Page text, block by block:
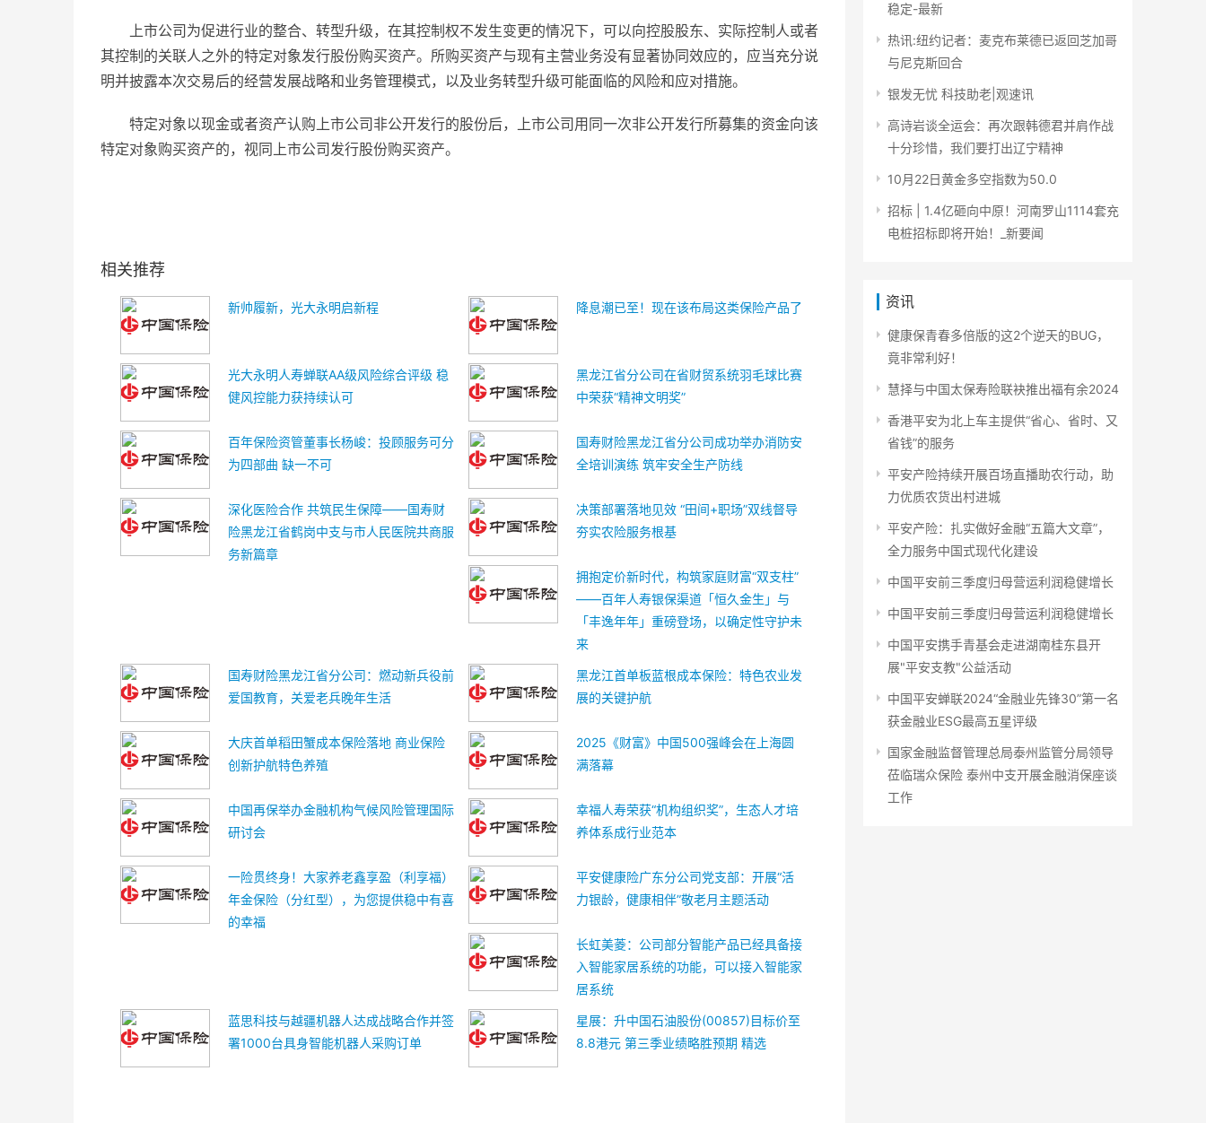
上市公司为促进行业的整合、转型升级，在其控制权不发生变更的情况下，可以向控股股东、实际控制人或者
其控制的关联人之外的特定对象发行股份购买资产。所购买资产与现有主营业务没有显著协同效应的，应当充分说
明并披露本次交易后的经营发展战略和业务管理模式，以及业务转型升级可能面临的风险和应对措施。
特定对象以现金或者资产认购上市公司非公开发行的股份后，上市公司用同一次非公开发行所募集的资金向该
特定对象购买资产的，视同上市公司发行股份购买资产。
相关推荐
新帅履新，光大永明启新程 降息潮已至！现在该布局这类保险产品了
光大永明人寿蝉联AA级风险综合评级 稳
健风控能力获持续认可
黑龙江省分公司在省财贸系统羽毛球比赛
中荣获“精神文明奖”
百年保险资管董事长杨峻：投顾服务可分
为四部曲 缺一不可
国寿财险黑龙江省分公司成功举办消防安
全培训演练 筑牢安全生产防线
深化医险合作 共筑民生保障——国寿财
险黑龙江省鹤岗中支与市人民医院共商服
务新篇章
决策部署落地见效 “田间+职场”双线督导
夯实农险服务根基
拥抱定价新时代，构筑家庭财富“双支柱”
——百年人寿银保渠道「恒久金生」与
「丰逸年年」重磅登场，以确定性守护未
来
国寿财险黑龙江省分公司：燃动新兵役前
爱国教育，关爱老兵晚年生活
黑龙江首单板蓝根成本保险：特色农业发
展的关键护航
大庆首单稻田蟹成本保险落地 商业保险
创新护航特色养殖
2025《财富》中国500强峰会在上海圆
满落幕
中国再保举办金融机构气候风险管理国际
研讨会
幸福人寿荣获“机构组织奖”，生态人才培
养体系成行业范本
一险贯终身！大家养老鑫享盈（利享福）
年金保险（分红型），为您提供稳中有喜
的幸福
平安健康险广东分公司党支部：开展“活
力银龄，健康相伴”敬老月主题活动
长虹美菱：公司部分智能产品已经具备接
入智能家居系统的功能，可以接入智能家
居系统
蓝思科技与越疆机器人达成战略合作并签
署1000台具身智能机器人采购订单
星展：升中国石油股份(00857)目标价至
8.8港元 第三季业绩略胜预期 精选
稳定-最新
热讯:纽约记者：麦克布莱德已返回芝加哥
与尼克斯回合
银发无忧 科技助老|观速讯
高诗岩谈全运会：再次跟韩德君并肩作战
十分珍惜，我们要打出辽宁精神
10月22日黄金多空指数为50.0
招标 | 1.4亿砸向中原！河南罗山1114套充
电桩招标即将开始！_新要闻
资讯
健康保青春多倍版的这2个逆天的BUG，
竟非常利好！
慧择与中国太保寿险联袂推出福有余2024
香港平安为北上车主提供“省心、省时、又
省钱”的服务
平安产险持续开展百场直播助农行动，助
力优质农货出村进城
平安产险：扎实做好金融“五篇大文章”，
全力服务中国式现代化建设
中国平安前三季度归母营运利润稳健增长
中国平安前三季度归母营运利润稳健增长
中国平安携手青基会走进湖南桂东县开
展"平安支教"公益活动
中国平安蝉联2024“金融业先锋30”第一名
获金融业ESG最高五星评级
国家金融监督管理总局泰州监管分局领导
莅临瑞众保险 泰州中支开展金融消保座谈
工作